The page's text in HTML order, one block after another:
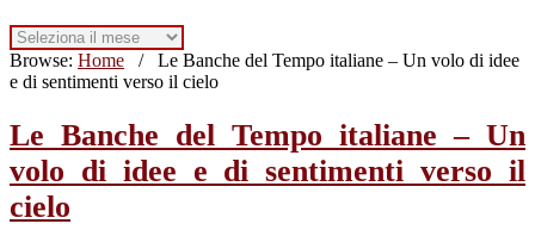
Archivi
Browse: Home /
Le Banche del Tempo italiane – Un volo di idee
e di sentimenti verso il cielo
Le Banche del Tempo italiane – Un
volo di idee e di sentimenti verso il
cielo